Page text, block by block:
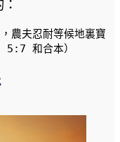
農夫忍耐等候地裏寶
5:7 和合本）